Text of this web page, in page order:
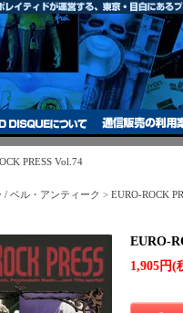
PRESS Vol.74
/ ベル・アンティーク > EURO-ROCK
EURO-
1,905円(